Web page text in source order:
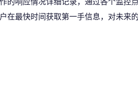
的响应情况详细记录，通过各个监控
在最快时间获取第一手信息，对未来